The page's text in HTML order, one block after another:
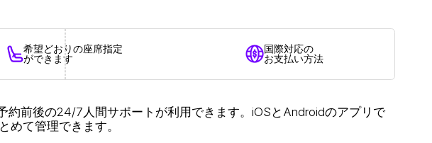
希望どおりの座席指定
ができます
国際対応の
お支払い方法
前後の24/7人間サポートが利用できます。iOSとAndroidのアプリで
て管理できます。